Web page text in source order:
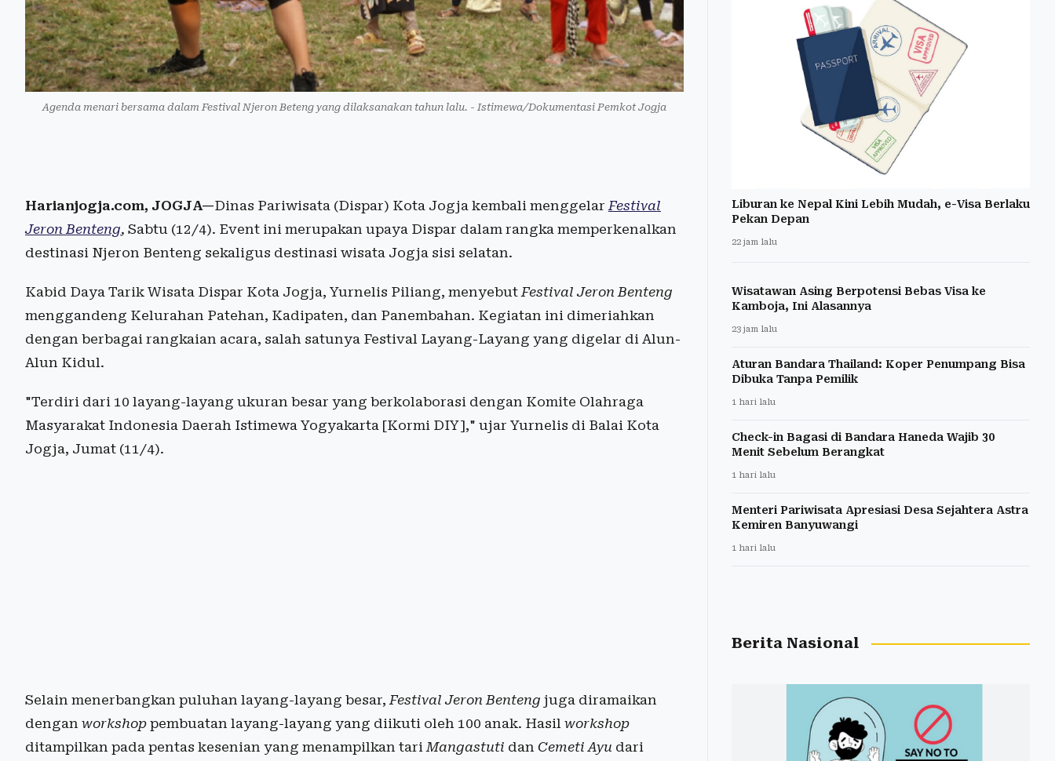
Agenda menari bersama dalam Festival Njeron Beteng yang dilaksanakan tahun lalu. - Istimewa/Dokumentasi Pemkot Jogja
Harianjogja.com, JOGJA—Dinas Pariwisata (Dispar) Kota Jogja kembali menggelar Festival
Jeron Benteng, Sabtu (12/4). Event ini merupakan upaya Dispar dalam rangka memperkenalkan
destinasi Njeron Benteng sekaligus destinasi wisata Jogja sisi selatan.
Kabid Daya Tarik Wisata Dispar Kota Jogja, Yurnelis Piliang, menyebut Festival Jeron Benteng
menggandeng Kelurahan Patehan, Kadipaten, dan Panembahan. Kegiatan ini dimeriahkan
dengan berbagai rangkaian acara, salah satunya Festival Layang-Layang yang digelar di Alun-
Alun Kidul.
"Terdiri dari 10 layang-layang ukuran besar yang berkolaborasi dengan Komite Olahraga
Masyarakat Indonesia Daerah Istimewa Yogyakarta [Kormi DIY]," ujar Yurnelis di Balai Kota
Jogja, Jumat (11/4).
Selain menerbangkan puluhan layang-layang besar, Festival Jeron Benteng juga diramaikan
dengan workshop pembuatan layang-layang yang diikuti oleh 100 anak. Hasil workshop
ditampilkan pada pentas kesenian yang menampilkan tari Mangastuti dan Cemeti Ayu dari
Liburan ke Nepal Kini Lebih Mudah, e-Visa Berlaku
Pekan Depan
22 jam lalu
Wisatawan Asing Berpotensi Bebas Visa ke
Kamboja, Ini Alasannya
23 jam lalu
Aturan Bandara Thailand: Koper Penumpang Bisa
Dibuka Tanpa Pemilik
1 hari lalu
Check-in Bagasi di Bandara Haneda Wajib 30
Menit Sebelum Berangkat
1 hari lalu
Menteri Pariwisata Apresiasi Desa Sejahtera Astra
Kemiren Banyuwangi
1 hari lalu
Berita Nasional